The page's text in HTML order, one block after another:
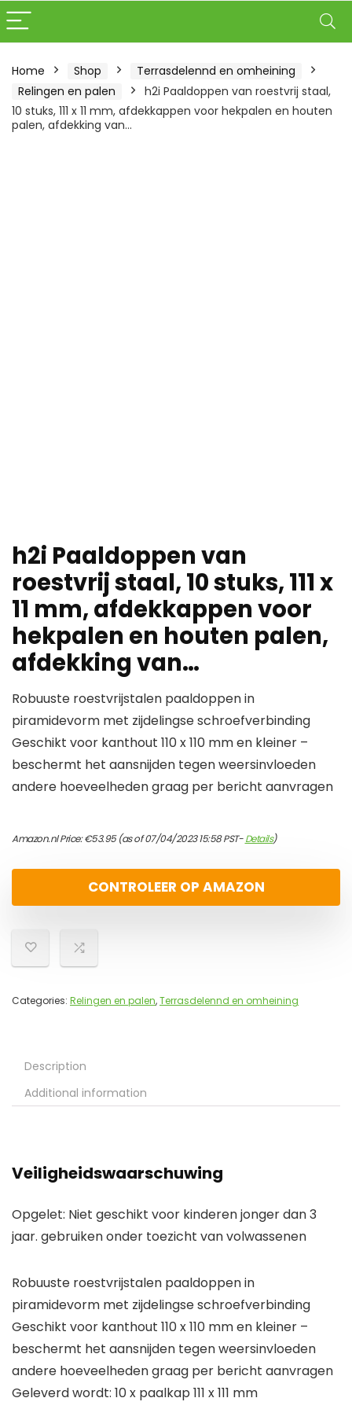
Home Shop
Terrasdelennd en omheining
Relingen en palen
h2i Paaldoppen van roestvrij staal,
10 stuks, 111 x 11 mm, afdekkappen voor hekpalen en houten
palen, afdekking van…
h2i Paaldoppen van
roestvrij staal, 10 stuks, 111 x
11 mm, afdekkappen voor
hekpalen en houten palen,
afdekking van…
Robuuste roestvrijstalen paaldoppen in
piramidevorm met zijdelingse schroefverbinding
Geschikt voor kanthout 110 x 110 mm en kleiner –
beschermt het aansnijden tegen weersinvloeden
andere hoeveelheden graag per bericht aanvragen
Amazon.nl Price:€53.95(as of 07/04/2023 15:58 PST-Details)
CONTROLEER OP AMAZON
Categories: Relingen en palen,Terrasdelennd en omheining
Description
Additional information
Veiligheidswaarschuwing
Opgelet: Niet geschikt voor kinderen jonger dan 3
jaar. gebruiken onder toezicht van volwassenen
Robuuste roestvrijstalen paaldoppen in
piramidevorm met zijdelingse schroefverbinding
Geschikt voor kanthout 110 x 110 mm en kleiner –
beschermt het aansnijden tegen weersinvloeden
andere hoeveelheden graag per bericht aanvragen
Geleverd wordt: 10 x paalkap 111 x 111 mm